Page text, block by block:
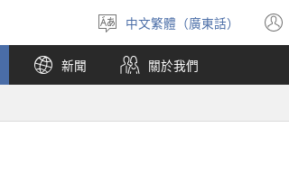
選
擇
語
言
中文繁體（廣東話）
新聞 關於我們